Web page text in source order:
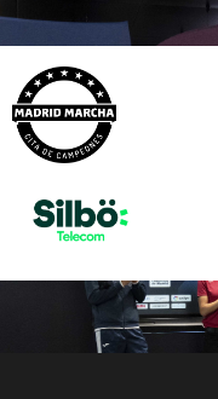
Timetable
RESULTS
COURSE